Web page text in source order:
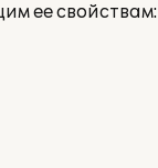
ее свойствам: